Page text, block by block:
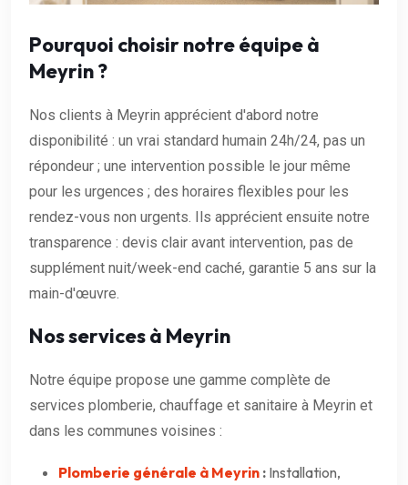
Pourquoi choisir notre équipe à
Meyrin ?
Nos clients à Meyrin apprécient d'abord notre
disponibilité : un vrai standard humain 24h/24, pas un
répondeur ; une intervention possible le jour même
pour les urgences ; des horaires flexibles pour les
rendez-vous non urgents. Ils apprécient ensuite notre
transparence : devis clair avant intervention, pas de
supplément nuit/week-end caché, garantie 5 ans sur la
main-d'œuvre.
Nos services à Meyrin
Notre équipe propose une gamme complète de
services plomberie, chauffage et sanitaire à Meyrin et
dans les communes voisines :
Plomberie générale à Meyrin : Installation,